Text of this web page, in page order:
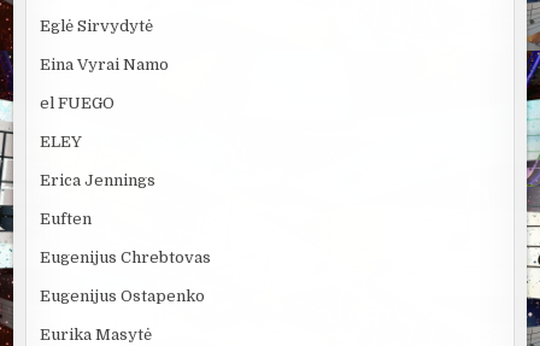
Eglė Sirvydytė
Eina Vyrai Namo
el FUEGO
ELEY
Erica Jennings
Euften
Eugenijus Chrebtovas
Eugenijus Ostapenko
Eurika Masytė